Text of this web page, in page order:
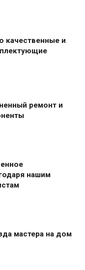
качественные и
ремонт и
нашим
мастера на дом